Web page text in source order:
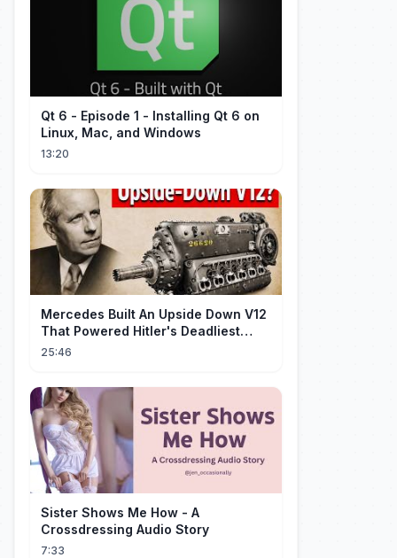
Qt 6 - Episode 1 - Installing Qt 6 on
Linux, Mac, and Windows
13:20
Mercedes Built An Upside Down V12
That Powered Hitler's Deadliest
Fighter
25:46
Sister Shows Me How - A
Crossdressing Audio Story
7:33